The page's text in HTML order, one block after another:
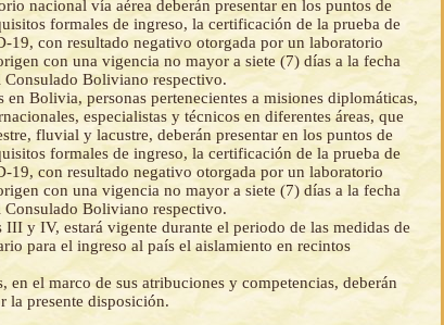
nacional vía aérea deberán presentar en los puntos de
formales de ingreso, la certificación de la prueba de
19, con resultado negativo otorgada por un laboratorio
con una vigencia no mayor a siete (7) días a la fecha
Boliviano respectivo.
Bolivia, personas pertenecientes a misiones diplomáticas,
especialistas y técnicos en diferentes áreas, que
fluvial y lacustre, deberán presentar en los puntos de
formales de ingreso, la certificación de la prueba de
19, con resultado negativo otorgada por un laboratorio
con una vigencia no mayor a siete (7) días a la fecha
Boliviano respectivo.
y IV, estará vigente durante el periodo de las medidas de
para el ingreso al país el aislamiento en recintos
en el marco de sus atribuciones y competencias, deberán
la presente disposición.